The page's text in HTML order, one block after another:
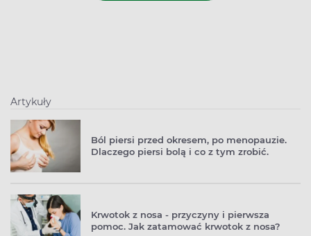
Artykuły
Ból piersi przed okresem, po menopauzie.
Dlaczego piersi bolą i co z tym zrobić.
Krwotok z nosa - przyczyny i pierwsza
pomoc. Jak zatamować krwotok z nosa?